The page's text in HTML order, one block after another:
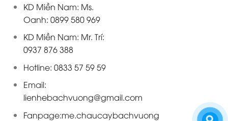
KD Miền Nam: Ms.
Oanh: 0899 580 969
KD Miền Nam: Mr. Trí:
0937 876 388
Hotline: 0833 57 59 59
Email:
lienhebachvuong@gmail.com
Fanpage:me.chaucaybachvuong